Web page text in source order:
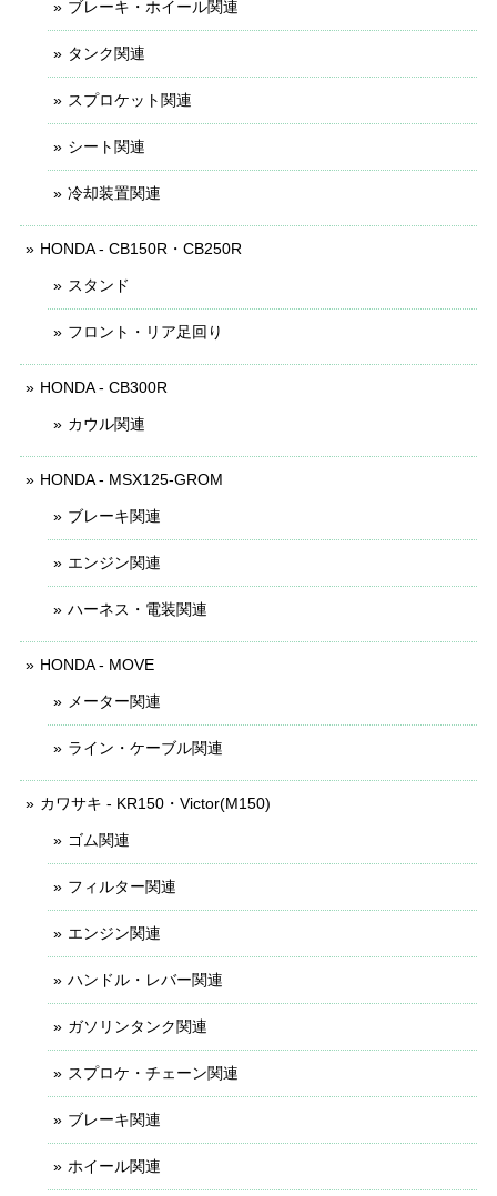
ブレーキ・ホイール関連
タンク関連
スプロケット関連
シート関連
冷却装置関連
HONDA - CB150R・CB250R
スタンド
フロント・リア足回り
HONDA - CB300R
カウル関連
HONDA - MSX125-GROM
ブレーキ関連
エンジン関連
ハーネス・電装関連
HONDA - MOVE
メーター関連
ライン・ケーブル関連
カワサキ - KR150・Victor(M150)
ゴム関連
フィルター関連
エンジン関連
ハンドル・レバー関連
ガソリンタンク関連
スプロケ・チェーン関連
ブレーキ関連
ホイール関連